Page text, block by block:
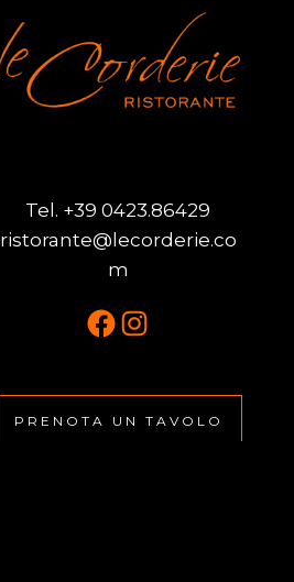
Tel. +39 0423.86429
ristorante@lecorderie.co
m
Facebook
Instagram
PRENOTA UN TAVOLO